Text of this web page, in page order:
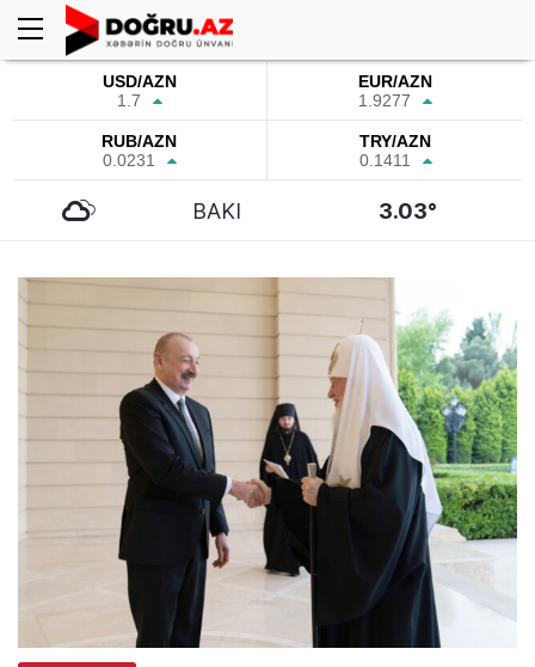
USD/AZN
1.7
EUR/AZN
1.9277
RUB/AZN
0.0231
TRY/AZN
0.1411
BAKI 3.03°